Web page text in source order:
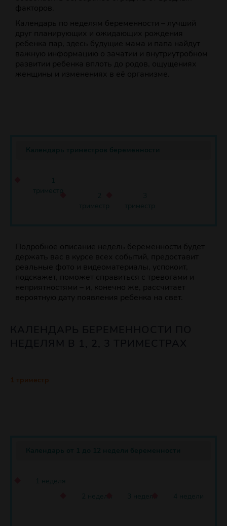
факторов.
Календарь по неделям беременности – лучший
друг планирующих и ожидающих рождения
ребенка пар, здесь будущие мама и папа найдут
важную информацию о зачатии и внутриутробном
развитии ребенка вплоть до родов, ощущениях
женщины и изменениях в её организме.
1
триместр
2
триместр
3
триместр
Подробное описание недель беременности будет
держать вас в курсе всех событий, предоставит
реальные фото и видеоматериалы, успокоит,
подскажет, поможет справиться с тревогами и
неприятностями – и, конечно же, рассчитает
вероятную дату появления ребенка на свет.
1 триместр
1 неделя
2 недели
3 недели 4 недели